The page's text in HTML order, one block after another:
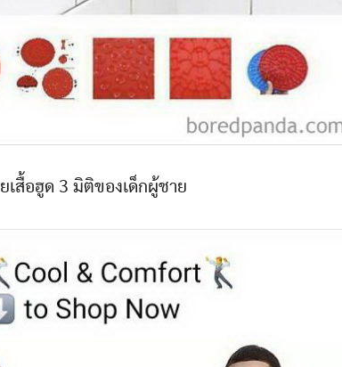
เสื้อฮูด 3 มิติของเด็กผู้ชาย